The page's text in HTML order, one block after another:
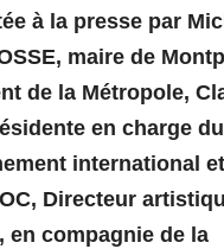
à la presse par
maire de
de la Métropole,
en charge du
international
Directeur
en compagnie de la